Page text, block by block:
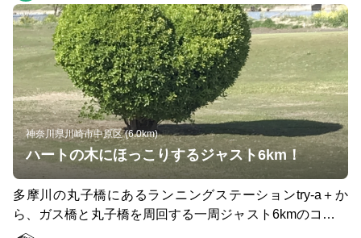
神奈川県川崎市中原区 (6.0km)
ハートの木にほっこりするジャスト6km！
多摩川の丸子橋にあるランニングステーションtry-a＋か
ら、ガス橋と丸子橋を周回する一周ジャスト6kmのコース
をご紹介いたします。 まずは川崎側をスタートし、見え